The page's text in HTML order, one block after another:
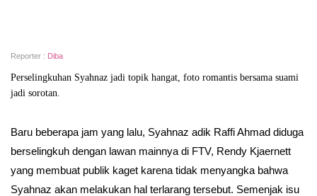
Reporter : Diba
Perselingkuhan Syahnaz jadi topik hangat, foto romantis bersama suami
jadi sorotan.
Baru beberapa jam yang lalu, Syahnaz adik Raffi Ahmad diduga
berselingkuh dengan lawan mainnya di FTV, Rendy Kjaernett
yang membuat publik kaget karena tidak menyangka bahwa
Syahnaz akan melakukan hal terlarang tersebut. Semenjak isu